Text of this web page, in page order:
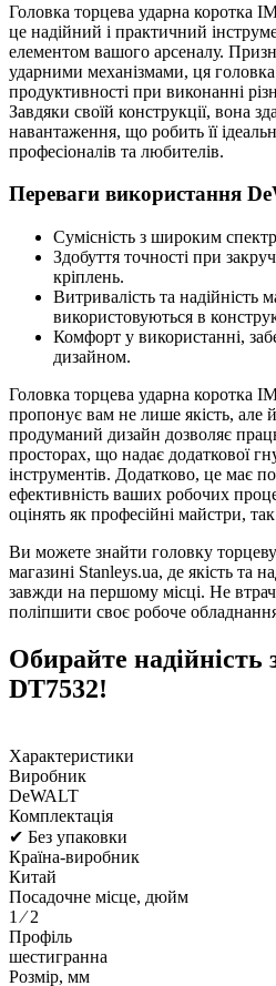
Головка торцева ударна
це надійний і практичний
елементом вашого арсеналу.
ударними механізмами, ця
продуктивності при виконанні
Завдяки своїй конструкції, вона
навантаження, що робить її
професіоналів та любителів.
Переваги використання
Сумісність з широким
Здобуття точності при
кріплень.
Витривалість та надійність
використовуються в
Комфорт у використанні,
дизайном.
Головка торцева ударна коротка
пропонує вам не лише якість, але й
продуманий дизайн дозволяє
просторах, що надає додаткової
інструментів. Додатково, це має
ефективність ваших робочих
оцінять як професійні майстри,
Ви можете знайти головку
магазині Stanleys.ua, де якість та
завжди на першому місці. Не
поліпшити своє робоче
Обирайте надійність
DT7532!
Характеристики
Виробник
DeWALT
Комплектація
✔ Без упаковки
Країна-виробник
Китай
Посадочне місце, дюйм
1 ⁄ 2
Профіль
шестигранна
Розмір, мм